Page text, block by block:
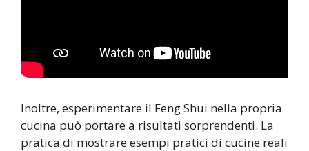
Inoltre, esperimentare il Feng Shui nella propria
cucina può portare a risultati sorprendenti. La
pratica di mostrare esempi pratici di cucine reali